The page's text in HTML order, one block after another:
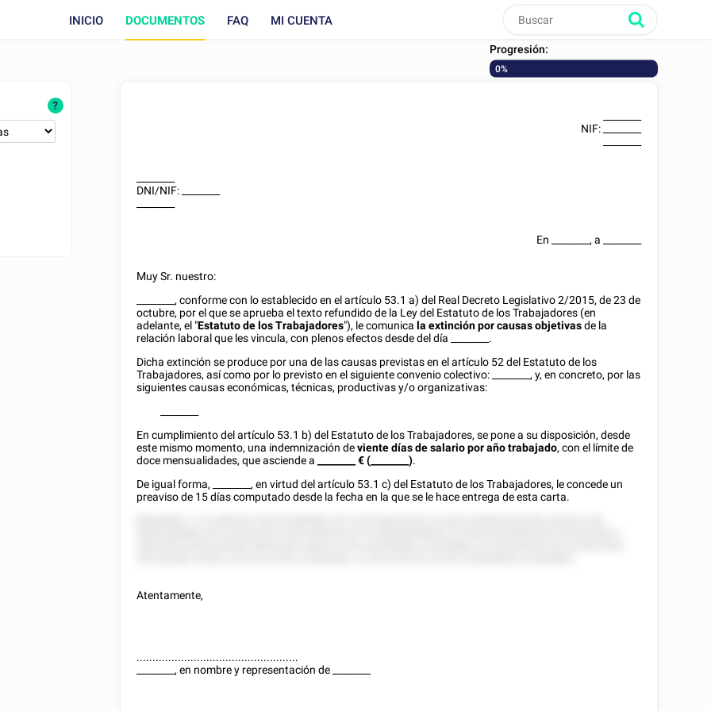
INICIO DOCUMENTOS FAQ MI CUENTA
Progresión:
0%
?
NIF:
DNI/NIF:
En , a
Muy Sr. nuestro:
, conforme con lo establecido en el artículo 53.1 a) del Real Decreto Legislativo 2/2015, de 23 de
octubre, por el que se aprueba el texto refundido de la Ley del Estatuto de los Trabajadores (en
adelante, el "Estatuto de los Trabajadores"), le comunica la extinción por causas objetivasde la
relación laboral que les vincula, con plenos efectos desde del día
.
Dicha extinción se produce por una de las causas previstas en el artículo 52 del Estatuto de los
Trabajadores, así como por lo previsto en el siguiente convenio colectivo:
, y, en concreto, por las
siguientes causas económicas, técnicas, productivas y/o organizativas:
En cumplimiento del artículo 53.1 b) del Estatuto de los Trabajadores, se pone a su disposición, desde
este mismo momento, una indemnización deviente días de salario por año trabajado, con el límite de
doce mensualidades, que asciende a
€ (________).
De igual forma,
, en virtud del artículo 53.1 c) del Estatuto de los Trabajadores, le concede un
preaviso de 15 días computado desde lafecha en la que se le hace entrega de esta carta.
Atentamente,
...................................................
, en nombre y representación de